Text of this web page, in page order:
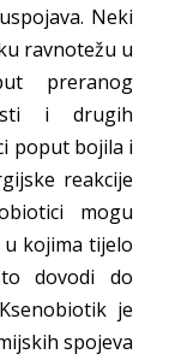
Neki
ravnotežu u
preranog
i drugih
poput bojila i
reakcije
mogu
kojima tijelo
dovodi do
je
spojeva